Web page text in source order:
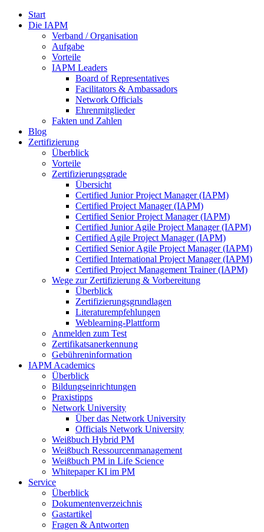
Start
Die IAPM
Verband / Organisation
Aufgabe
Vorteile
IAPM Leaders
Board of Representatives
Facilitators & Ambassadors
Network Officials
Ehrenmitglieder
Fakten und Zahlen
Blog
Zertifizierung
Überblick
Vorteile
Zertifizierungsgrade
Übersicht
Certified Junior Project Manager (IAPM)
Certified Project Manager (IAPM)
Certified Senior Project Manager (IAPM)
Certified Junior Agile Project Manager (IAPM)
Certified Agile Project Manager (IAPM)
Certified Senior Agile Project Manager (IAPM)
Certified International Project Manager (IAPM)
Certified Project Management Trainer (IAPM)
Wege zur Zertifizierung & Vorbereitung
Überblick
Zertifizierungsgrundlagen
Literaturempfehlungen
Weblearning-Plattform
Anmelden zum Test
Zertifikatsanerkennung
Gebühreninformation
IAPM Academics
Überblick
Bildungseinrichtungen
Praxistipps
Network University
Über das Network University
Officials Network University
Weißbuch Hybrid PM
Weißbuch Ressourcenmanagement
Weißbuch PM in Life Science
Whitepaper KI im PM
Service
Überblick
Dokumentenverzeichnis
Gastartikel
Fragen & Antworten